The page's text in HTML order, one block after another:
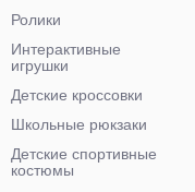
Ролики
Интерактивные
игрушки
Детские кроссовки
Школьные рюкзаки
Детские спортивные
костюмы